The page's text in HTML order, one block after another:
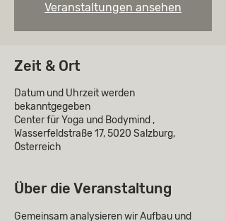
Veranstaltungen ansehen
Zeit & Ort
Datum und Uhrzeit werden
bekanntgegeben
Center für Yoga und Bodymind ,
Wasserfeldstraße 17, 5020 Salzburg,
Österreich
Über die Veranstaltung
Gemeinsam analysieren wir Aufbau und